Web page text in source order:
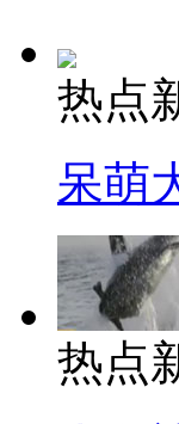
热点
呆萌
热点